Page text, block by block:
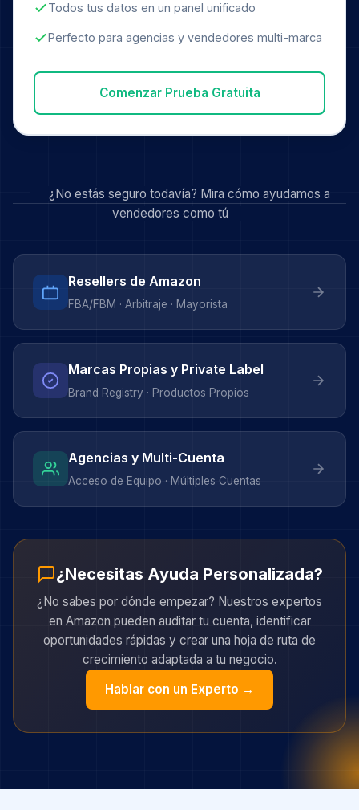
Todos tus datos en un panel unificado
Perfecto para agencias y vendedores multi-marca
Comenzar Prueba Gratuita
¿No estás seguro todavía? Mira cómo ayudamos a
vendedores como tú
Resellers de Amazon
FBA/FBM · Arbitraje · Mayorista
Marcas Propias y Private Label
Brand Registry · Productos Propios
Agencias y Multi-Cuenta
Acceso de Equipo · Múltiples Cuentas
¿Necesitas Ayuda Personalizada?
¿No sabes por dónde empezar? Nuestros expertos
en Amazon pueden auditar tu cuenta, identificar
oportunidades rápidas y crear una hoja de ruta de
crecimiento adaptada a tu negocio.
Hablar con un Experto →